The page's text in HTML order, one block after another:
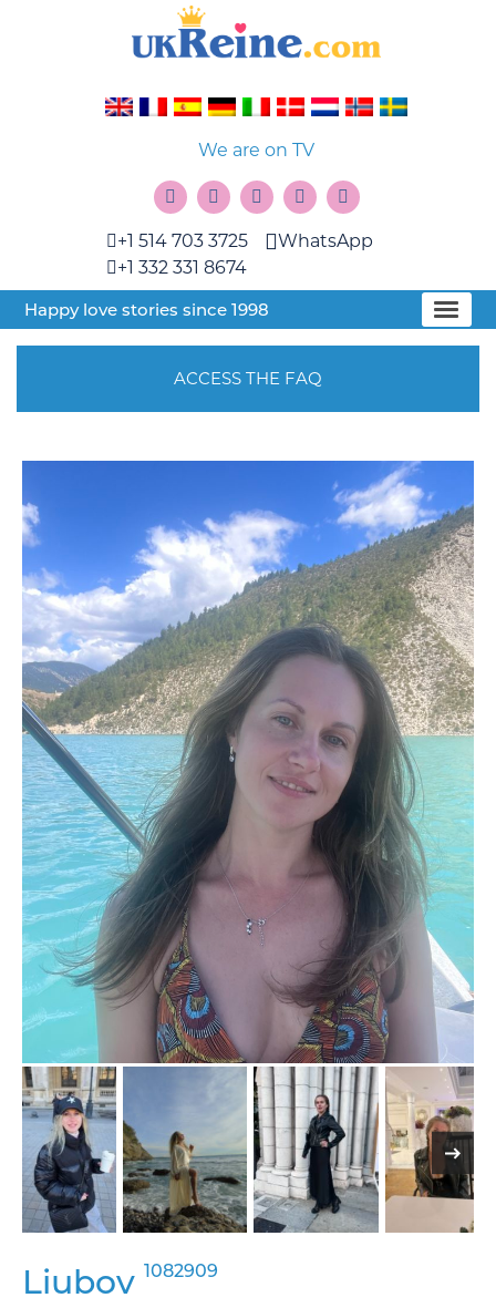
We are on TV
+1 514 703 3725
+1 332 331 8674
WhatsApp
Happy love stories since 1998
ACCESS THE FAQ
Liubov 1082909